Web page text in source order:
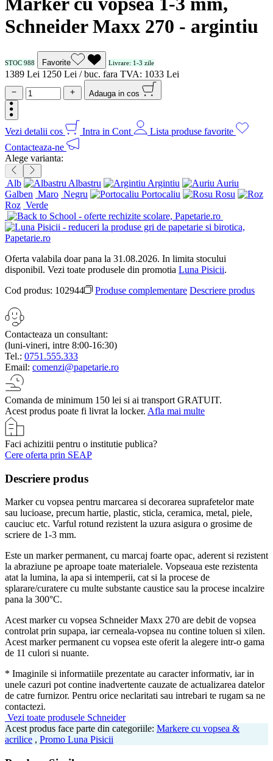
Schneider Maxx 270 - argintiu
STOC 988 Favorite Livrare: 1-3 zile
1389 Lei 1250 Lei / buc. fara TVA: 1033 Lei
Adauga in cos
Vezi detalii cos Intra in Cont
Lista produse favorite
Contacteaza-ne
Alege varianta:
Alb Albastru Argintiu
Auriu
Galben Maro Negru Portocaliu
Rosu
Roz Verde
Oferta valabila doar pana la 31.08.2026. In limita stocului
disponibil. Vezi toate produsele din promotia Luna Pisicii.
Cod produs: 102944 Produse complementare Descriere produs
Contacteaza un consultant:
(luni-vineri, intre 8:00-16:30)
Tel.: 0751.555.333
Email: comenzi@papetarie.ro
Comanda de minimum 150 lei si ai transport GRATUIT.
Acest produs poate fi livrat la locker. Afla mai multe
Faci achizitii pentru o institutie publica?
Cere oferta prin SEAP
Descriere produs
Marker cu vopsea pentru marcarea si decorarea suprafetelor mate
sau lucioase, precum hartie, plastic, sticla, ceramica, metal, piele,
cauciuc etc. Varful rotund rezistent la uzura asigura o grosime de
scriere de 1-3 mm.
Este un marker permanent, cu marcaj foarte opac, aderent si rezistent
la abraziune pe aproape toate materialele. Vopseaua este rezistenta
atat la lumina, la apa si intemperii, cat si la procese de
splarare/curatere cu multe substante caustice sau la procese incalzire
pana la 300°C.
Acest marker cu vopsea Schneider Maxx 270 are debit de vopsea
controlat prin supapa, iar cerneala-vopsea nu contine toluen si xilen.
Acest marker permanent cu vopsea este oferit la alegere intr-o gama
de 11 culori si nuante.
* Imaginile si informatiile prezentate au caracter informativ, iar in
unele cazuri pot contine inadvertente cauzate de actualizarea datelor
de catre furnizor. Pentru orice neclaritati sau intrebari te rugam sa ne
contactezi.
Vezi toate produsele Schneider
Acest produs face parte din categoriile: Markere cu vopsea &
acrilice , Promo Luna Pisicii